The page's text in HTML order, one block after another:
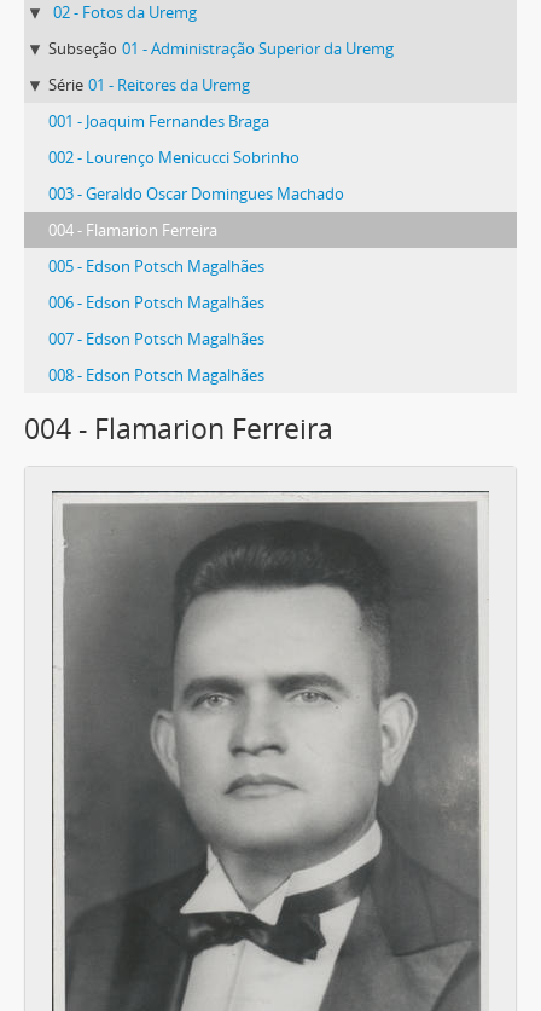
02 - Fotos da Uremg
Subseção 01 - Administração Superior da Uremg
Série 01 - Reitores da Uremg
001 - Joaquim Fernandes Braga
002 - Lourenço Menicucci Sobrinho
003 - Geraldo Oscar Domingues Machado
004 - Flamarion Ferreira
005 - Edson Potsch Magalhães
006 - Edson Potsch Magalhães
007 - Edson Potsch Magalhães
008 - Edson Potsch Magalhães
004 - Flamarion Ferreira